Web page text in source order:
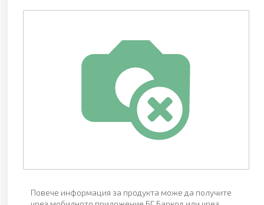
Повече информация за продукта може да получите